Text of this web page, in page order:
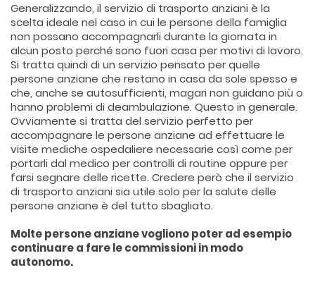
Generalizzando, il servizio di trasporto anziani è la
scelta ideale nel caso in cui le persone della famiglia
non possano accompagnarli durante la giornata in
alcun posto perché sono fuori casa per motivi di lavoro.
Si tratta quindi di un servizio pensato per quelle
persone anziane che restano in casa da sole spesso e
che, anche se autosufficienti, magari non guidano più o
hanno problemi di deambulazione. Questo in generale.
Ovviamente si tratta del servizio perfetto per
accompagnare le persone anziane ad effettuare le
visite mediche ospedaliere necessarie così come per
portarli dal medico per controlli di routine oppure per
farsi segnare delle ricette. Credere però che il servizio
di trasporto anziani sia utile solo per la salute delle
persone anziane è del tutto sbagliato.
Molte persone anziane vogliono poter ad esempio
continuare a fare le commissioni in modo
autonomo.